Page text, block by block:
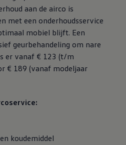
aan de airco is
met een onderhoudsservice
mobiel blijft. Een
geurbehandeling om nare
er vanaf € 123 (t/m
€ 189 (vanaf modeljaar
koudemiddel